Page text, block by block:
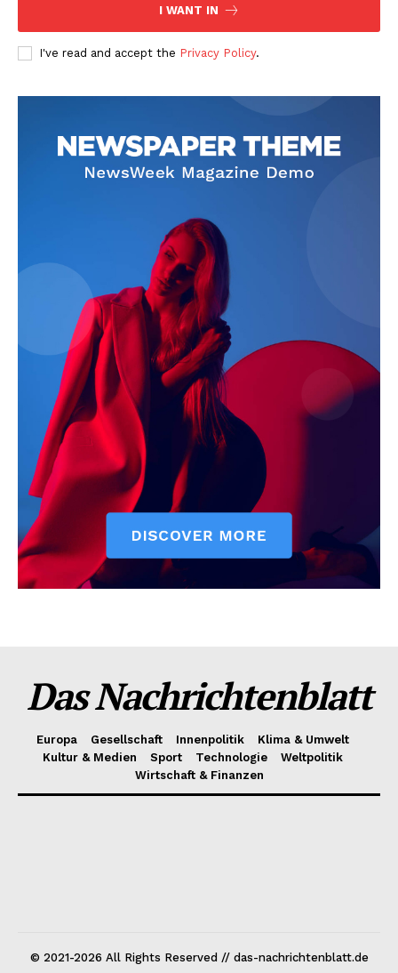
I WANT IN
I've read and accept the Privacy Policy.
Das Nachrichtenblatt
Europa Gesellschaft Innenpolitik
Klima & Umwelt
Kultur & Medien
Sport Technologie
Weltpolitik
Wirtschaft & Finanzen
© 2021-2026 All Rights Reserved // das-nachrichtenblatt.de